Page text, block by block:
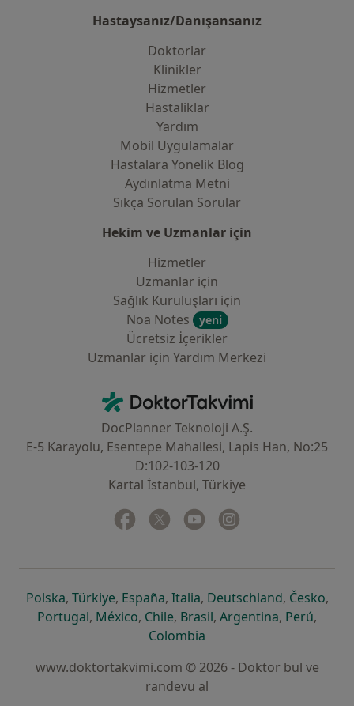
Hastaysanız/Danışansanız
Doktorlar
Klinikler
Hizmetler
Hastaliklar
Yardım
Mobil Uygulamalar
Hastalara Yönelik Blog
Aydınlatma Metni
Sıkça Sorulan Sorular
Hekim ve Uzmanlar için
Hizmetler
Uzmanlar için
Sağlık Kuruluşları için
Noa Notes
yeni
Ücretsiz İçerikler
Uzmanlar için Yardım Merkezi
DoktorTakvimi - Ana Sayfa
DocPlanner Teknoloji A.Ş.
E-5 Karayolu, Esentepe Mahallesi, Lapis Han, No:25
D:102-103-120
Kartal İstanbul, Türkiye
Facebook
yeni bir sekmede açılır
Twitter
yeni bir sekmede açılır
Youtube
yeni bir sekmede açılır
Polskayeni bir sekmede açılır
, Türkiyeyeni bir sekmede açılır
, Españayeni bir sekmede açılır
, Italiayeni bir sekmede açılır
, Deutschlandyeni bir
, Českoyeni
,
Portugalyeni bir sekmede açılır
, Méxicoyeni bir sekmede açılır
, Chileyeni bir sekmede açılır
, Brasilyeni bir sekmede açılır
, Argentinayeni bir
, Perúyeni
,
Colombia
www.doktortakvimi.com © 2026 - Doktor bul ve
randevu al